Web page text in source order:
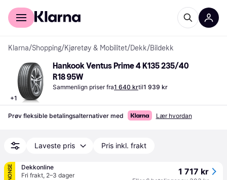
For kunder
Klarna/Shopping/Kjøretøy & Mobilitet/Dekk/Bildekk
+1
Hankook Ventus Prime 4 K135 235/40
R18 95W
Sammenlign priser fra1 640 krtil1 939 kr
Prøv fleksible betalingsalternativer med Lær hvordan
Laveste pris Pris inkl. frakt
Dekkonline
Fri frakt, 2–3 dager 1 717 kr